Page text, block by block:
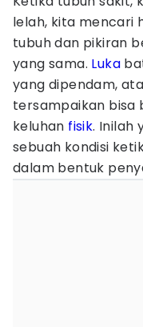
lelah, kita mencari
tubuh dan pikiran
yang sama. Luka
yang dipendam,
tersampaikan bisa
keluhan fisik. Inilah
sebuah kondisi
dalam bentuk